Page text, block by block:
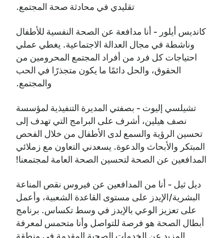
تقليدي في محادثة صحة المجتمع.
كانديس أيلور - أنا مدافعة عن الصحة النفسية للأطفال
وناشطة في مجال العدالة الاجتماعية. يغطي عملي
احتياجات كل فرد من أفراد المجتمع المحرومين من
الحقوق، والحل دائمًا ما يكون متجذرًا في الحب
والمجتمع.
تشيلسي إليوت - بصفتي المديرة التنفيذية لمؤسسة
نصف هيلين، أشرف على البرامج التي تهدف إلى
تحسين الرؤية والسمع لدى الأطفال من خلال الفحص
المبتكر والأبحاث والدعوة. يسعدني التعاون مع زملائي
المدافعين عن الصحة لتحسين الصحة العامة لمجتمعنا!
ديل ثيل - أنا من المدافعين عن فيروس نقص المناعة
البشرية/الإيدز على مستوى القاعدة الشعبية، وأعمل
على تعزيز الوعي بالإيدز في وسط تكساس. برنامج
أبطال الصحة هو فرصة للتواصل وأنا متحمس لمعرفة
المزيد عن الخدمات الصحية المقدمة في منطقة